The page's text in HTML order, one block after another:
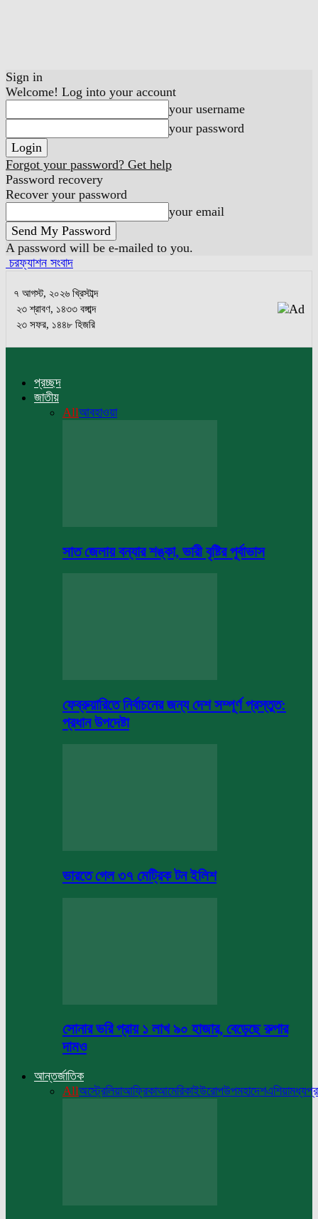
Sign in
Welcome! Log into your account
your username
your password
Forgot your password? Get help
Password recovery
Recover your password
your email
A password will be e-mailed to you.
চরফ্যাশন সংবাদ
৭ আগস্ট, ২০২৬ খ্রিস্টাব্দ
২৩ শ্রাবণ, ১৪৩৩ বঙ্গাব্দ
২৩ সফর, ১৪৪৮ হিজরি
প্রচ্ছদ
জাতীয়
Allআবহাওয়া
সাত জেলায় বন্যার শঙ্কা, ভারী বৃষ্টির পূর্বাভাস
ফেব্রুয়ারিতে নির্বাচনের জন্য দেশ সম্পূর্ণ প্রস্তুত:
প্রধান উপদেষ্টা
ভারতে গেল ৩৭ মেট্রিক টন ইলিশ
সোনার ভরি প্রায় ১ লাখ ৯০ হাজার, বেড়েছে রুপার
দামও
আন্তর্জাতিক
Allঅস্ট্রেলিয়াআফ্রিকাআমেরিকাইউরোপউপমহাদেশএশিয়া